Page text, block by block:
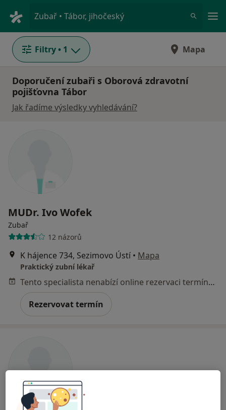
Zubař • Tábor, jihočeský
Filtry • 1 Mapa
Doporučení zubaři s Oborová zdravotní
pojišťovna Tábor
Jak řadíme výsledky vyhledávání?
MUDr. Ivo Wofek
Zubař
12 názorů
K hájence 734, Sezimovo Ústí • Mapa
Praktický zubní lékař
Tento specialista nenabízí online rezervaci termínu na této adrese.
Rezervovat termín